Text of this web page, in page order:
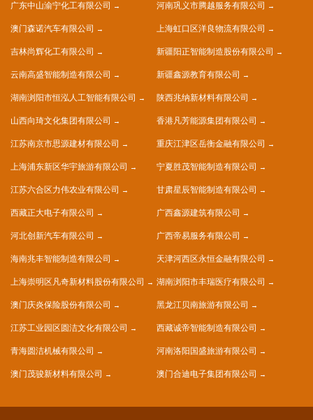
广东中山渝宁化工有限公司 河南巩义市腾越服务有限公司
澳门森诺汽车有限公司 上海虹口区洋良物流有限公司
吉林尚辉化工有限公司 新疆阳正智能制造股份有限公司
云南高盛智能制造有限公司 新疆鑫源教育有限公司
湖南浏阳市恒泓人工智能有限公司 陕西兆纳新材料有限公司
山西向琦文化集团有限公司 香港凡芳能源集团有限公司
江苏南京市思源建材有限公司 重庆江津区岳衡金融有限公司
上海浦东新区华宇旅游有限公司 宁夏胜茂智能制造有限公司
江苏六合区力伟农业有限公司 甘肃星辰智能制造有限公司
西藏正大电子有限公司 广西鑫源建筑有限公司
河北创新汽车有限公司 广西帝易服务有限公司
海南兆丰智能制造有限公司 天津河西区永恒金融有限公司
上海崇明区凡奇新材料股份有限公司 湖南浏阳市丰瑞医疗有限公司
澳门庆炎保险股份有限公司 黑龙江贝南旅游有限公司
江苏工业园区圆洁文化有限公司 西藏诚帝智能制造有限公司
青海圆洁机械有限公司 河南洛阳国盛旅游有限公司
澳门茂骏新材料有限公司 澳门合迪电子集团有限公司